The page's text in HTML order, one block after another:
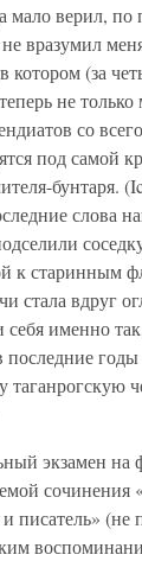
мало верил, по
вразумил
котором (за
не
со
под самой
бунтаря.
слова
к старинным
стала вдруг
себя именно
таганрогскую
экзамен
писатель»